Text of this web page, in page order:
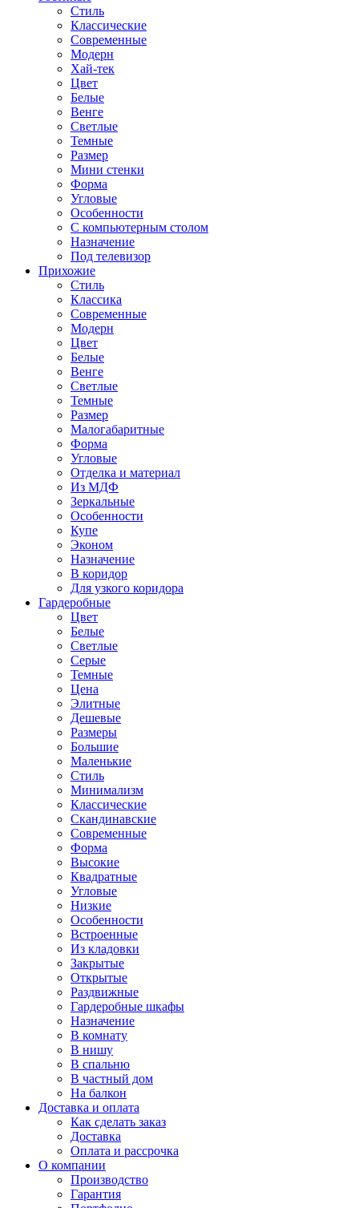
Стиль
Классические
Современные
Модерн
Хай-тек
Цвет
Белые
Венге
Светлые
Темные
Размер
Мини стенки
Форма
Угловые
Особенности
С компьютерным столом
Назначение
Под телевизор
Прихожие
Стиль
Классика
Современные
Модерн
Цвет
Белые
Венге
Светлые
Темные
Размер
Малогабаритные
Форма
Угловые
Отделка и материал
Из МДФ
Зеркальные
Особенности
Купе
Эконом
Назначение
В коридор
Для узкого коридора
Гардеробные
Цвет
Белые
Светлые
Серые
Темные
Цена
Элитные
Дешевые
Размеры
Большие
Маленькие
Стиль
Минимализм
Классические
Скандинавские
Современные
Форма
Высокие
Квадратные
Угловые
Низкие
Особенности
Встроенные
Из кладовки
Закрытые
Открытые
Раздвижные
Гардеробные шкафы
Назначение
В комнату
В нишу
В спальню
В частный дом
На балкон
Доставка и оплата
Как сделать заказ
Доставка
Оплата и рассрочка
О компании
Производство
Гарантия